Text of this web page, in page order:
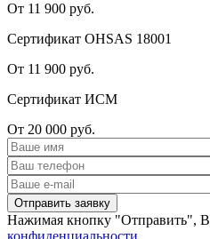
От 11 900 руб.
Сертификат OHSAS 18001
От 11 900 руб.
Сертификат ИСМ
От 20 000 руб.
Нажимая кнопку "Отправить",
конфиденциальности